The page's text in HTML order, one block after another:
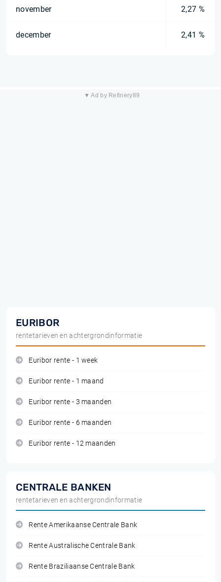
november 2,27 %
december 2,41 %
▼ Ad by Refinery89
EURIBOR
rentetarieven en achtergrondinformatie
Euribor rente - 1 week
Euribor rente - 1 maand
Euribor rente - 3 maanden
Euribor rente - 6 maanden
Euribor rente - 12 maanden
CENTRALE BANKEN
rentetarieven en achtergrondinformatie
Rente Amerikaanse Centrale Bank
Rente Australische Centrale Bank
Rente Braziliaanse Centrale Bank